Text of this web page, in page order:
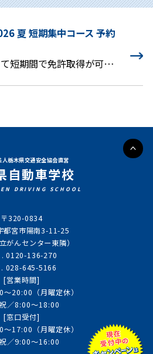
・けん引
サービス
システムme
夏 短期集中コース 予約
夏休みを利用して短期間で免許取得が可能な「短期集中コース」！!「短期集中コース」なら合宿教習所に行かなくとも、自宅からの通学で最短3週間（普通免許AT）で卒業可能なプランです。✨予約制、人数制限がございますので、ご希望の方はお電話にて空き情報をご確認ください。予約受付：フリーダイヤル0120−136−270
人栃木県交通安全協会直営
自動車学校
DRIVING SCHOOL
〒320-0834
都宮市陽南3-11-25
がんセンター東隣）
.0120-136-270
. 028-645-5166
[営業時間]
20:00（月曜定休）
／8:00〜18:00
[窓口受付]
17:00（月曜定休）
／9:00〜16:00